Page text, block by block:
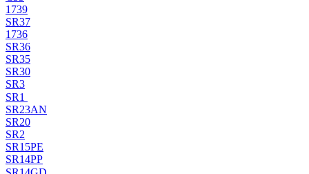
1739
SR37
1736
SR36
SR35
SR30
SR3
SR1
SR23AN
SR20
SR2
SR15PE
SR14PP